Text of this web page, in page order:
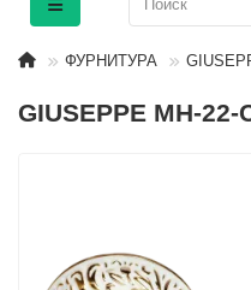
ФУРНИТУРА
GIUSEPPE MH-22-